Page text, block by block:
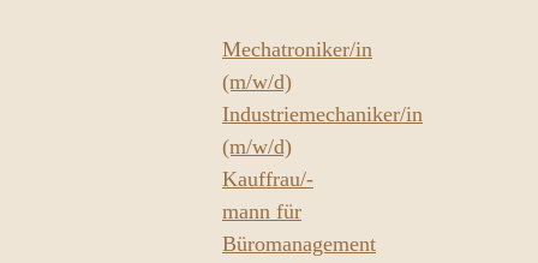
Mechatroniker/in
(m/w/d)
Industriemechaniker/in
(m/w/d)
Kauffrau/-
mann für
Büromanagement